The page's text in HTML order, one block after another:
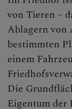
von Tieren –
Ablagern von
bestimmten
einem
Die
Eigentum der